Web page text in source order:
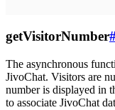
getVisitorNumber
The asynchronous
JivoChat. Visitors are
number is displayed in
to associate JivoChat